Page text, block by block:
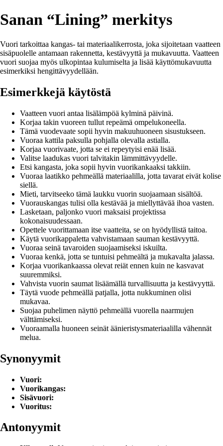
Sanan “Lining” merkitys
Vuori tarkoittaa kangas- tai materiaalikerrosta, joka sijoitetaan vaatteen
sisäpuolelle antamaan rakennetta, kestävyyttä ja mukavuutta. Vaatteen
vuori suojaa myös ulkopintaa kulumiselta ja lisää käyttömukavuutta
esimerkiksi hengittävyydellään.
Esimerkkejä käytöstä
Vaatteen vuori antaa lisälämpöä kylminä päivinä.
Korjaa takin vuoreen tullut repeämä ompelukoneella.
Tämä vuodevaate sopii hyvin makuuhuoneen sisustukseen.
Vuoraa kattila paksulla pohjalla olevalla astialla.
Korjaa vuorivaate, jotta se ei repeytyisi enää lisää.
Valitse laadukas vuori talvitakin lämmittävyydelle.
Etsi kangasta, joka sopii hyvin vuorikankaaksi takkiin.
Vuoraa laatikko pehmeällä materiaalilla, jotta tavarat eivät kolise
siellä.
Mieti, tarvitseeko tämä laukku vuorin suojaamaan sisältöä.
Vuorauskangas tulisi olla kestävää ja miellyttävää ihoa vasten.
Lasketaan, paljonko vuori maksaisi projektissa
kokonaisuudessaan.
Opettele vuorittamaan itse vaatteita, se on hyödyllistä taitoa.
Käytä vuorikappaletta vahvistamaan sauman kestävyyttä.
Vuoraa seinä tavaroiden suojaamiseksi iskuilta.
Vuoraa kenkä, jotta se tuntuisi pehmeältä ja mukavalta jalassa.
Korjaa vuorikankaassa olevat reiät ennen kuin ne kasvavat
suuremmiksi.
Vahvista vuorin saumat lisäämällä turvallisuutta ja kestävyyttä.
Täytä vuode pehmeällä patjalla, jotta nukkuminen olisi
mukavaa.
Suojaa puhelimen näyttö pehmeällä vuorella naarmujen
välttämiseksi.
Vuoraamalla huoneen seinät äänieristysmateriaalilla vähennät
melua.
Synonyymit
Vuori:
Vuorikangas:
Sisävuori:
Vuoritus:
Antonyymit